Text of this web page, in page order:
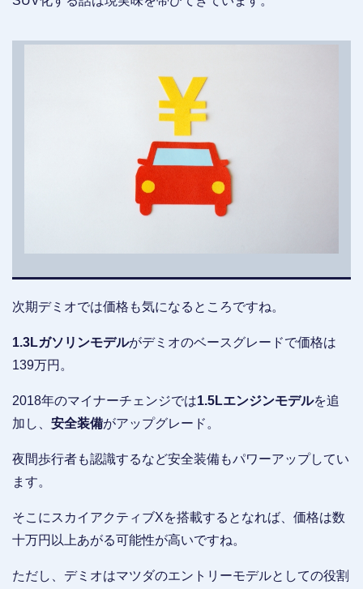
次期デミオでは価格も気になるところですね。
1.3Lガソリンモデルがデミオのベースグレードで価格は
139万円。
2018年のマイナーチェンジでは1.5Lエンジンモデルを追
加し、 安全装備がアップグレード。
夜間歩行者も認識するなど安全装備もパワーアップしてい
ます。
そこにスカイアクティブXを搭載するとなれば、価格は数
十万円以上あがる可能性が高いですね。
ただし、デミオはマツダのエントリーモデルとしての役割